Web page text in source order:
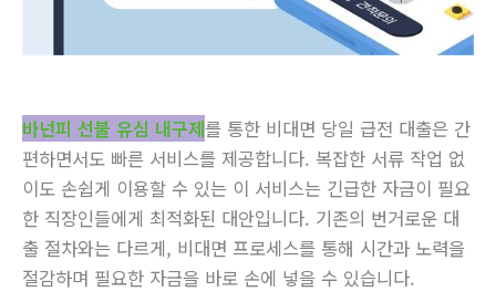
바넌피 선불 유심 내구제를 통한 비대면 당일 급전 대출은 간
편하면서도 빠른 서비스를 제공합니다. 복잡한 서류 작업 없
이도 손쉽게 이용할 수 있는 이 서비스는 긴급한 자금이 필요
한 직장인들에게 최적화된 대안입니다. 기존의 번거로운 대
출 절차와는 다르게, 비대면 프로세스를 통해 시간과 노력을
절감하며 필요한 자금을 바로 손에 넣을 수 있습니다.